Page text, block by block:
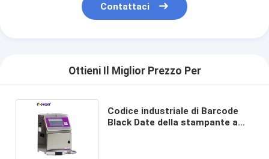
Contattaci
Ottieni Il Miglior Prezzo Per
Codice industriale di Barcode
Black Date della stampante a